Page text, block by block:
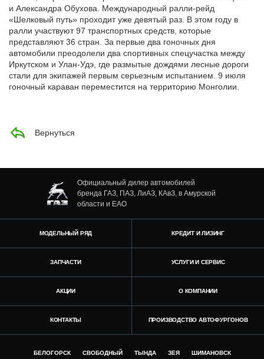
и Александра Обухова. Международный ралли-рейд
«Шелковый путь» проходит уже девятый раз. В этом году в
ралли участвуют 97 транспортных средств, которые
представляют 36 стран. За первые два гоночных дня
автомобили преодолели два спортивных спецучастка между
Иркутском и Улан-Удэ, где размытые дождями лесные дороги
стали для экипажей первым серьезным испытанием. 9 июля
гоночный караван переместится на территорию Монголии.
Вернуться
Официальный дилер автомобилей
бренда ГАЗ, ПАЗ, ЛиАЗ, КАвЗ, в Амурской
области и ЕАО
МОДЕЛЬНЫЙ РЯД КРЕДИТ И ЛИЗИНГ
ЗАПЧАСТИ УСЛУГИ И СЕРВИС
АКЦИИ О КОМПАНИИ
КОНТАКТЫ ПРОИЗВОДСТВО АВТОФУРГОНОВ
БЕЛОГОРСК СВОБОДНЫЙ ТЫНДА ЗЕЯ ШИМАНОВСК